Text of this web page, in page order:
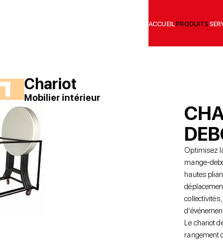
ACCUEILPRODUITS
Chariot
Mobilier intérieur
Optimisez
mange-
hautes
Le chariot
rangement